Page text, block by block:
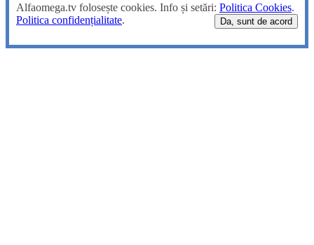
Alfaomega.tv folosește cookies. Info și setări: Politica Cookies.
Politica confidențialitate. Da, sunt de acord